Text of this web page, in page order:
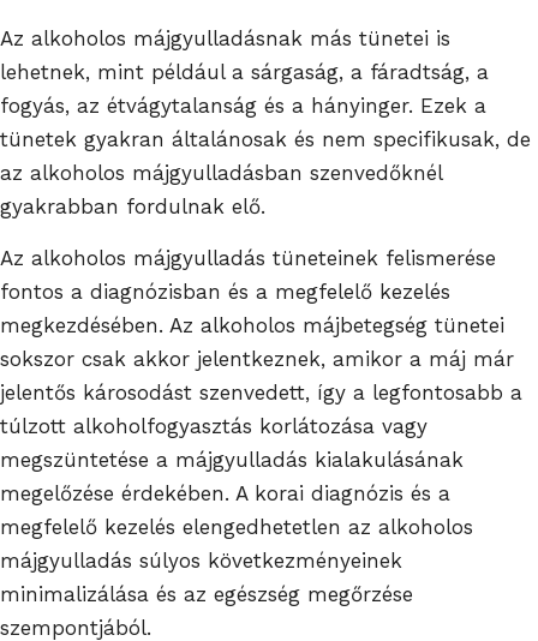
Az alkoholos májgyulladásnak más tünetei is
lehetnek, mint például a sárgaság, a fáradtság, a
fogyás, az étvágytalanság és a hányinger. Ezek a
tünetek gyakran általánosak és nem specifikusak, de
az alkoholos májgyulladásban szenvedőknél
gyakrabban fordulnak elő.
Az alkoholos májgyulladás tüneteinek felismerése
fontos a diagnózisban és a megfelelő kezelés
megkezdésében. Az alkoholos májbetegség tünetei
sokszor csak akkor jelentkeznek, amikor a máj már
jelentős károsodást szenvedett, így a legfontosabb a
túlzott alkoholfogyasztás korlátozása vagy
megszüntetése a májgyulladás kialakulásának
megelőzése érdekében. A korai diagnózis és a
megfelelő kezelés elengedhetetlen az alkoholos
májgyulladás súlyos következményeinek
minimalizálása és az egészség megőrzése
szempontjából.